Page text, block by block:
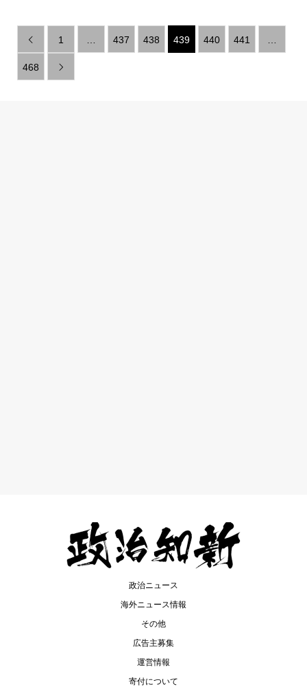
 1 437 438 439 440 441
468 
政治ニュース
海外ニュース情報
その他
広告主募集
運営情報
寄付について